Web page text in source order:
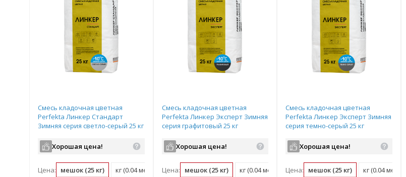
Смесь кладочная цветная
Perfekta Линкер Стандарт
Зимняя серия светло-серый 25 кг
Хорошая цена!
Цена: мешок (25 кг) кг (0.04 мешок)
Смесь кладочная цветная
Perfekta Линкер Эксперт Зимняя
серия графитовый 25 кг
Хорошая цена!
Цена: мешок (25 кг) кг (0.04 мешок)
Смесь кладочная цветная
Perfekta Линкер Эксперт Зимняя
серия темно-серый 25 кг
Хорошая цена!
Цена: мешок (25 кг) кг (0.04 мешок)